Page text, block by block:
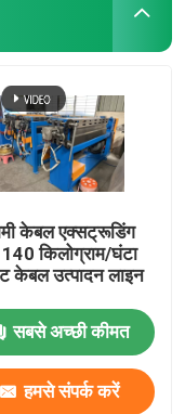
केबल एक्सट्रूडिंग
किलोग्राम/घंटा
केबल उत्पादन लाइन
सबसे अच्छी कीमत
हमसे संपर्क करें